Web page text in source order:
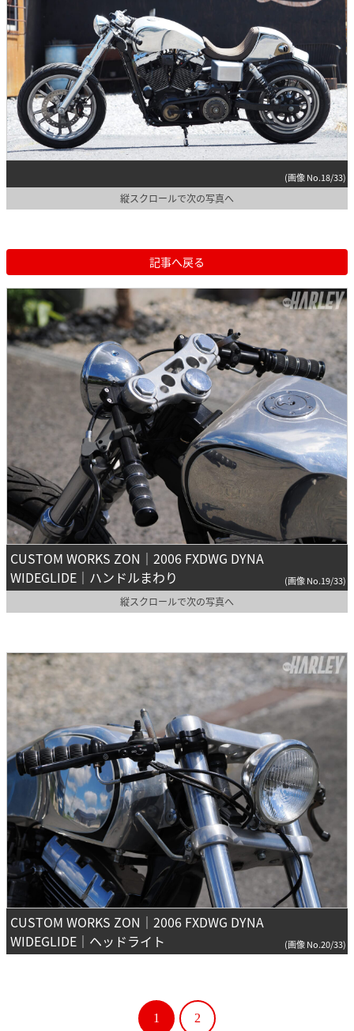
(画像 No.18/33)
縦スクロールで次の写真へ
記事へ戻る
CUSTOM WORKS ZON｜2006 FXDWG DYNA
WIDEGLIDE｜ハンドルまわり
(画像 No.19/33)
縦スクロールで次の写真へ
CUSTOM WORKS ZON｜2006 FXDWG DYNA
WIDEGLIDE｜ヘッドライト
(画像 No.20/33)
1 2